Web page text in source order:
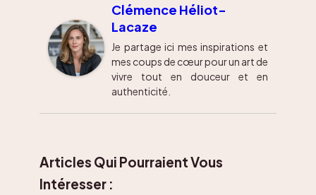
Clémence Héliot-
Lacaze
Je partage ici mes inspirations et
mes coups de cœur pour un art de
vivre tout en douceur et en
authenticité.
Articles Qui Pourraient Vous
Intéresser :